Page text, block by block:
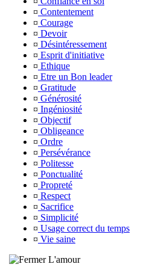
¤ Contentement
¤ Courage
¤ Devoir
¤ Désintéressement
¤ Esprit d'initiative
¤ Ethique
¤ Etre un Bon leader
¤ Gratitude
¤ Générosité
¤ Ingéniosité
¤ Objectif
¤ Obligeance
¤ Ordre
¤ Persévérance
¤ Politesse
¤ Ponctualité
¤ Propreté
¤ Respect
¤ Sacrifice
¤ Simplicité
¤ Usage correct du temps
¤ Vie saine
L'amour